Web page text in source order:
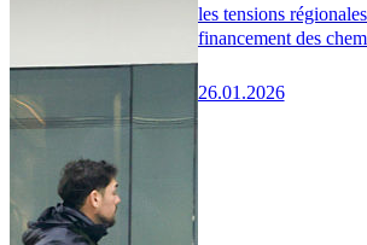
les tensions
financement des
26.01.2026